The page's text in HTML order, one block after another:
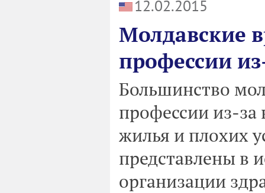
12.02.2015
Молдавские
профессии
Большинство
профессии из-за
жилья и плохих
представлены в
организации